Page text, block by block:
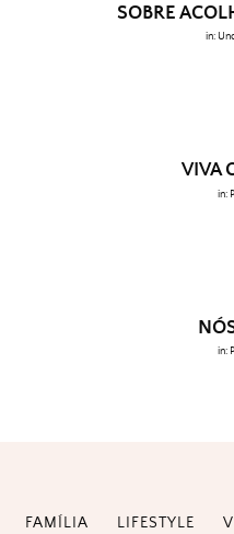
SOBRE
in:
VIVA
in:
in:
FAMÍLIA LIFESTYLE